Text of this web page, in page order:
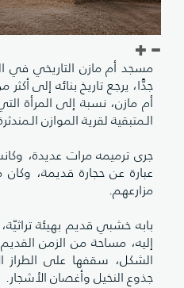
مسجد أم مازن التاريخي في
جدًّا، يرجع تاريخ بنائه إلى
أم مازن، نسبة إلى المرأة
الـمتبقية لقرية الموازن
جرى ترميمه مرات عديدة،
عبارة عن حجارة قديمة،
مزارعهم.
بابه خشبي قديم بهيئة
إليه، مساحة من الزمن
الشكل، سقفها على الطراز
جذوع النخيل وأغصان الأشجار.